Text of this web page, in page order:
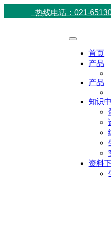
热线电话：021-
首页
产品
产品
知识
资料